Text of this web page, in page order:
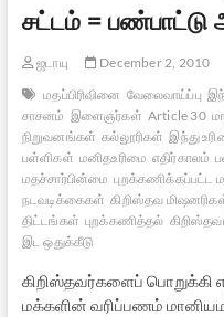
சட்டம் = பண்பாட்டு
ஜடாயு
December 2, 2010
மதப்பிரிவினை வேலைவாய்ப்பு
சாசனம் இளைஞர்கள் Article 30
நிறுவனங்கள் கல்லூரிகள் இந்து
பள்ளிகள் மனிதஉரிமை எதிர்காலம்
மதச்சார்பின்மை புறக்கணிக்கப்பட்ட
நடவடிக்கைகள் கிறிஸ்தவ
திட்டங்கள் புறக்கணித்தல்
இட ஒதுக்கீடு
கிறிஸ்தவர்களைப் பொறுக்கி
மக்களின் வரிப்பணம்